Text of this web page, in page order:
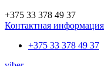
+375 33 378 49 37
Контактная информация
+375 33 378 49 37